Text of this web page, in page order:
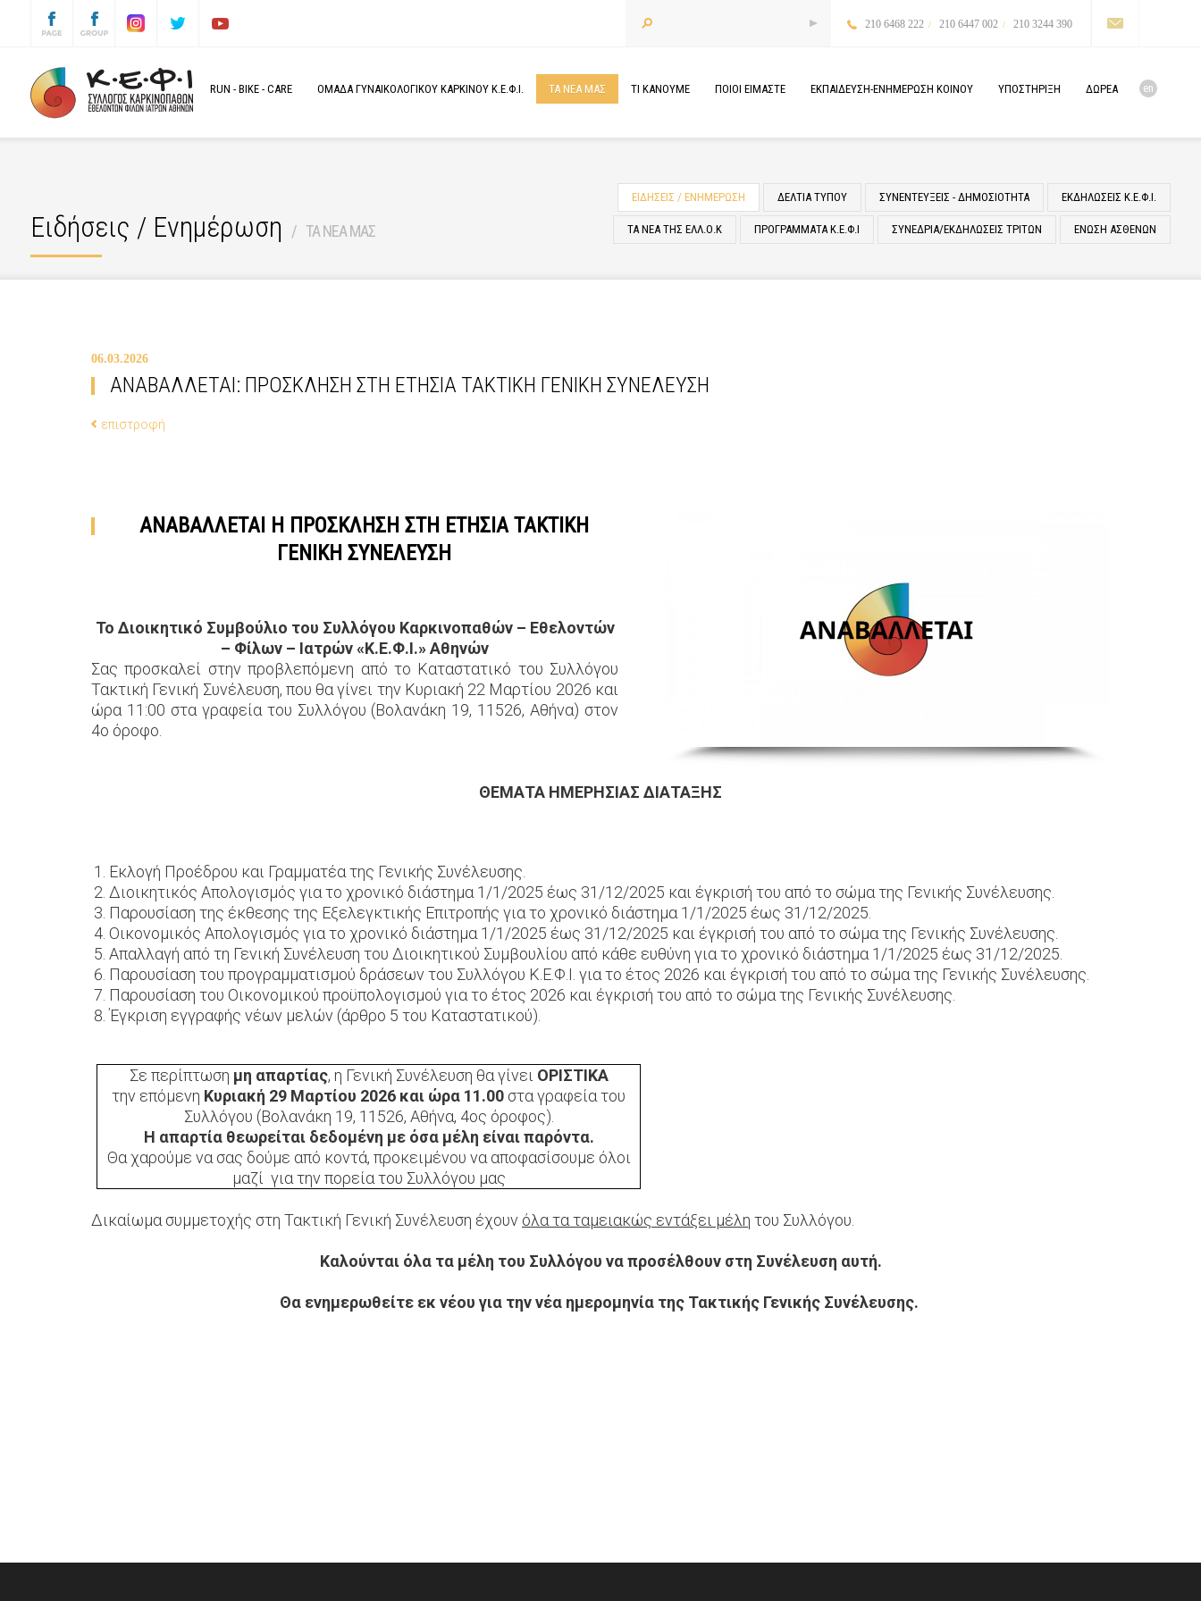
210 6468 222 210 6447 002 210 3244 390
en
RUN - BIKE - CARE ΟΜΑΔΑ ΓΥΝΑΙΚΟΛΟΓΙΚΟΥ ΚΑΡΚΙΝΟΥ Κ.Ε.Φ.Ι. ΤΑ ΝΕΑ ΜΑΣ ΤΙ ΚΑΝΟΥΜΕ ΠΟΙΟΙ ΕΙΜΑΣΤΕ ΕΚΠΑΙΔΕΥΣΗ-ΕΝΗΜΕΡΩΣΗ ΚΟΙΝΟΥ ΥΠΟΣΤΗΡΙΞΗ ΔΩΡΕΑ
Ειδήσεις / Ενημέρωση ΤΑ ΝΕΑ ΜΑΣ
ΕΙΔΗΣΕΙΣ / ΕΝΗΜΕΡΩΣΗ ΔΕΛΤΙΑ ΤΥΠΟΥ ΣΥΝΕΝΤΕΥΞΕΙΣ - ΔΗΜΟΣΙΟΤΗΤΑ ΕΚΔΗΛΩΣΕΙΣ Κ.Ε.Φ.Ι.
ΤΑ ΝΕΑ ΤΗΣ ΕΛΛ.Ο.Κ ΠΡΟΓΡΑΜΜΑΤΑ Κ.Ε.Φ.Ι ΣΥΝΕΔΡΙΑ/ΕΚΔΗΛΩΣΕΙΣ ΤΡΙΤΩΝ ΕΝΩΣΗ ΑΣΘΕΝΩΝ
06.03.2026
ΑΝΑΒΑΛΛΕΤΑΙ: ΠΡΟΣΚΛΗΣΗ ΣΤΗ ΕΤΗΣΙΑ ΤΑΚΤΙΚΗ ΓΕΝΙΚΗ ΣΥΝΕΛΕΥΣΗ
επιστροφή
ΑΝΑΒΑΛΛΕΤΑΙ Η ΠΡΟΣΚΛΗΣΗ ΣΤΗ ΕΤΗΣΙΑ ΤΑΚΤΙΚΗ
ΓΕΝΙΚΗ ΣΥΝΕΛΕΥΣΗ
Το Διοικητικό Συμβούλιο του Συλλόγου Καρκινοπαθών – Εθελοντών
– Φίλων – Ιατρών «Κ.Ε.Φ.Ι.» Αθηνών
Σας προσκαλεί στην προβλεπόμενη από το Καταστατικό του Συλλόγου
Τακτική Γενική Συνέλευση, που θα γίνει την Κυριακή 22 Μαρτίου 2026 και
ώρα 11:00 στα γραφεία του Συλλόγου (Βολανάκη 19, 11526, Αθήνα) στον
4ο όροφο.
ΘΕΜΑΤΑ ΗΜΕΡΗΣΙΑΣ ΔΙΑΤΑΞΗΣ
Εκλογή Προέδρου και Γραμματέα της Γενικής Συνέλευσης.
Διοικητικός Απολογισμός για το χρονικό διάστημα 1/1/2025 έως 31/12/2025 και έγκρισή του από το σώμα της Γενικής Συνέλευσης.
Παρουσίαση της έκθεσης της Εξελεγκτικής Επιτροπής για το χρονικό διάστημα 1/1/2025 έως 31/12/2025.
Οικονομικός Απολογισμός για το χρονικό διάστημα 1/1/2025 έως 31/12/2025 και έγκρισή του από το σώμα της Γενικής Συνέλευσης.
Απαλλαγή από τη Γενική Συνέλευση του Διοικητικού Συμβουλίου από κάθε ευθύνη για το χρονικό διάστημα 1/1/2025 έως 31/12/2025.
Παρουσίαση του προγραμματισμού δράσεων του Συλλόγου Κ.Ε.Φ.Ι. για το έτος 2026 και έγκρισή του από το σώμα της Γενικής Συνέλευσης.
Παρουσίαση του Οικονομικού προϋπολογισμού για το έτος 2026 και έγκρισή του από το σώμα της Γενικής Συνέλευσης.
Έγκριση εγγραφής νέων μελών (άρθρο 5 του Καταστατικού).
Σε περίπτωση μη απαρτίας, η Γενική Συνέλευση θα γίνει ΟΡΙΣΤΙΚΑ
την επόμενη Κυριακή 29 Μαρτίου 2026 και ώρα 11.00 στα γραφεία του
Συλλόγου (Βολανάκη 19, 11526, Αθήνα, 4ος όροφος).
Η απαρτία θεωρείται δεδομένη με όσα μέλη είναι παρόντα.
Θα χαρούμε να σας δούμε από κοντά, προκειμένου να αποφασίσουμε όλοι
μαζί για την πορεία του Συλλόγου μας
Δικαίωμα συμμετοχής στη Τακτική Γενική Συνέλευση έχουν όλα τα ταμειακώς εντάξει μέλη του Συλλόγου.
Καλούνται όλα τα μέλη του Συλλόγου να προσέλθουν στη Συνέλευση αυτή.
Θα ενημερωθείτε εκ νέου για την νέα ημερομηνία της Τακτικής Γενικής Συνέλευσης.